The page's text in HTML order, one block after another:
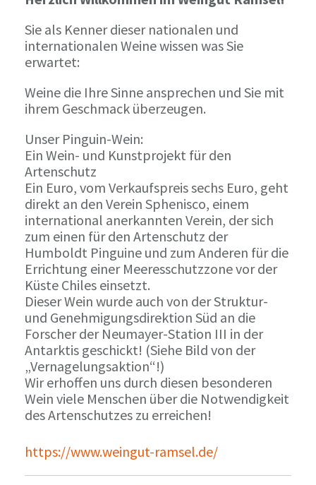
Sie als Kenner dieser nationalen und
internationalen Weine wissen was Sie
erwartet:
Weine die Ihre Sinne ansprechen und Sie mit
ihrem Geschmack überzeugen.
Unser Pinguin-Wein:
Ein Wein- und Kunstprojekt für den
Artenschutz
Ein Euro, vom Verkaufspreis sechs Euro, geht
direkt an den Verein Sphenisco, einem
international anerkannten Verein, der sich
zum einen für den Artenschutz der
Humboldt Pinguine und zum Anderen für die
Errichtung einer Meeresschutzzone vor der
Küste Chiles einsetzt.
Dieser Wein wurde auch von der Struktur-
und Genehmigungsdirektion Süd an die
Forscher der Neumayer-Station III in der
Antarktis geschickt! (Siehe Bild von der
„Vernagelungsaktion“!)
Wir erhoffen uns durch diesen besonderen
Wein viele Menschen über die Notwendigkeit
des Artenschutzes zu erreichen!
https://www.weingut-ramsel.de/